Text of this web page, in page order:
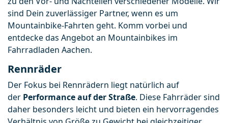
sind Dein zuverlässiger Partner, wenn es um
Mountainbike-Fahrten geht. Komm vorbei und
entdecke das Angebot an Mountainbikes im
Fahrradladen Aachen.
Rennräder
Der Fokus bei Rennrädern liegt natürlich auf
der Performance auf der Straße. Diese Fahrräder sind
daher besonders leicht und bieten ein hervorragendes